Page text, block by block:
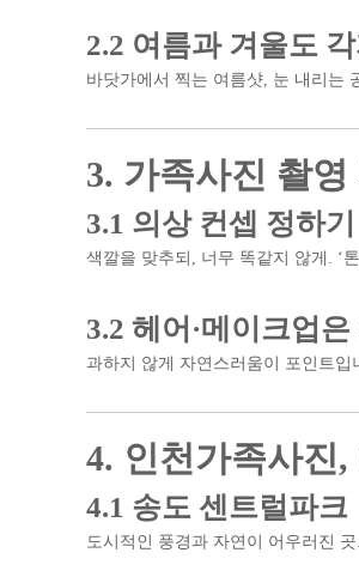
2.2 여름과 겨울도
바닷가에서 찍는 여름샷, 눈 내리는
3. 가족사진 촬영
3.1 의상 컨셉 정하기
색깔을 맞추되, 너무 똑같지 않게. ‘
3.2 헤어·메이크업은
과하지 않게 자연스러움이 포인트
4. 인천가족사진
4.1 송도 센트럴파크
도시적인 풍경과 자연이 어우러진